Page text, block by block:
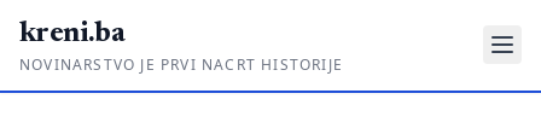
kreni.ba
NOVINARSTVO JE PRVI NACRT HISTORIJE